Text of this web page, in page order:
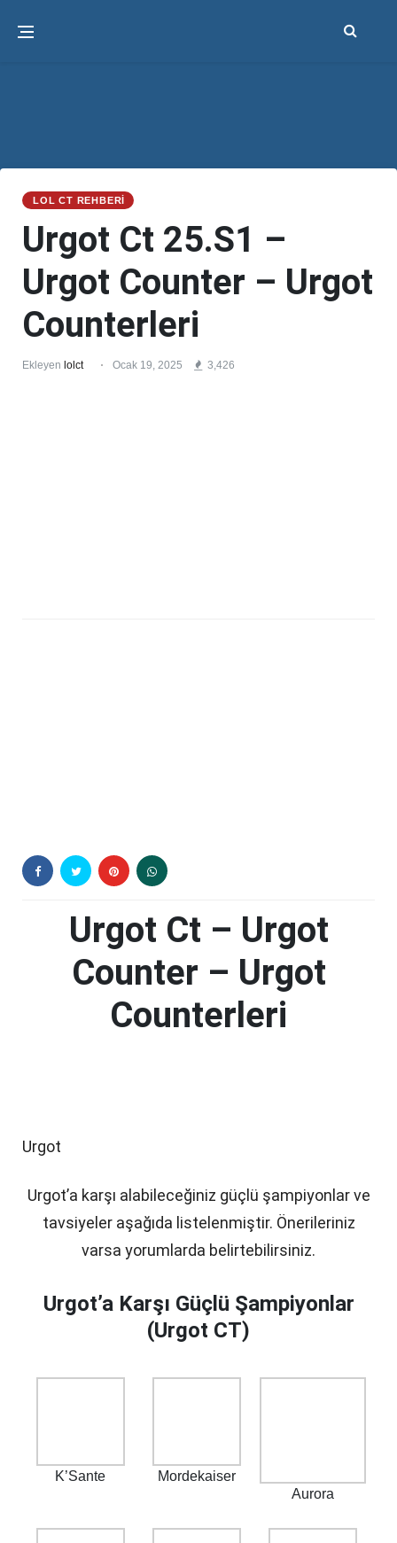
LOL CT REHBERI
Urgot Ct 25.S1 –
Urgot Counter – Urgot
Counterleri
Ekleyen lolct Ocak 19, 2025 3,426
Urgot Ct – Urgot
Counter – Urgot
Counterleri
Urgot
Urgot’a karşı alabileceğiniz güçlü şampiyonlar ve
tavsiyeler aşağıda listelenmiştir. Önerileriniz
varsa yorumlarda belirtebilirsiniz.
Urgot’a Karşı Güçlü Şampiyonlar
(Urgot CT)
K’Sante
Mordekaiser
Aurora